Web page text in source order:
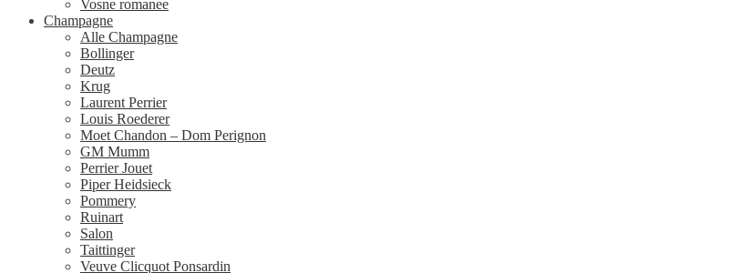
Vosne romanee
Champagne
Alle Champagne
Bollinger
Deutz
Krug
Laurent Perrier
Louis Roederer
Moet Chandon – Dom Perignon
GM Mumm
Perrier Jouet
Piper Heidsieck
Pommery
Ruinart
Salon
Taittinger
Veuve Clicquot Ponsardin